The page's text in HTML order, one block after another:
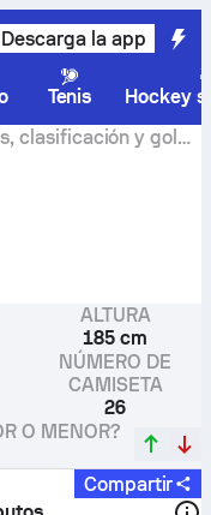
Descarga la app
Tenis
Hockey
clasificación y goles
ALTURA
185 cm
NÚMERO DE
CAMISETA
26
O MENOR?
Compartir